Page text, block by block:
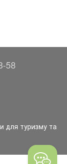
58
для туризму та